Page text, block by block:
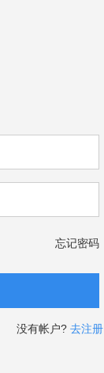
忘记密码
没有帐户? 去注册